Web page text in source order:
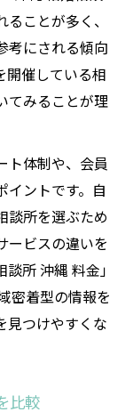
傾向につい
びの参考に
ことが多く、
考にされる傾向
開催している相
てみることが理
ト体制や、会員
イントです。自
談所を選ぶため
ービスの違いを
所 沖縄 料金」
密着型の情報を
見つけやすくな
比較